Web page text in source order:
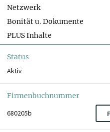
Netzwerk
Bonität u. Dokumente
PLUS Inhalte
Status
Aktiv
Firmenbuchnummer
680205b